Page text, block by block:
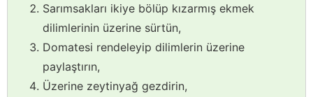
Sarımsakları ikiye bölüp kızarmış ekmek
dilimlerinin üzerine sürtün,
Domatesi rendeleyip dilimlerin üzerine
paylaştırın,
Üzerine zeytinyağ gezdirin,